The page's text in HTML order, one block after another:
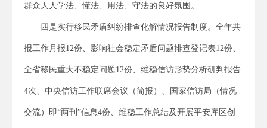
群众人人学法、懂法、用法、守法的良好氛围。
四是实行移民矛盾纠纷排查化解情况报告制度。全年共
报工作月报12份、影响社会稳定矛盾问题排查登记表12份、
全省移民重大不稳定问题12份、维稳信访形势分析研判报告
4次、中央信访工作联席会议（简报）、国家信访局（情况
交流）即“两刊”信息4份、维稳工作总结及开展平安库区创